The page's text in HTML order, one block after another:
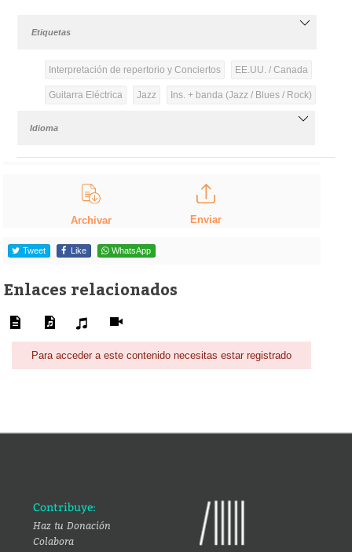
Etiquetas
Interpretación de repertorio y Conciertos EE.UU. / Canada
Guitarra Eléctrica Jazz Ins. + banda (Jazz / Blues / Rock)
Idioma
Archivar Enviar
Tweet Like WhatsApp
Enlaces relacionados
Para acceder a este contenido necesitas estar registrado
Contribuye:
Haz tu Donación
Colabora